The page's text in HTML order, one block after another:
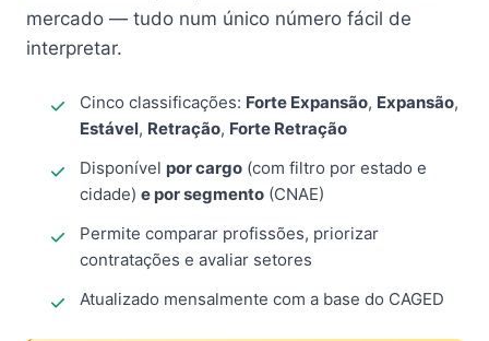
mercado — tudo num único número fácil de
interpretar.
Cinco classificações: Forte Expansão, Expansão,
Estável, Retração, Forte Retração
Disponível por cargo (com filtro por estado e
cidade) e por segmento (CNAE)
Permite comparar profissões, priorizar
contratações e avaliar setores
Atualizado mensalmente com a base do CAGED